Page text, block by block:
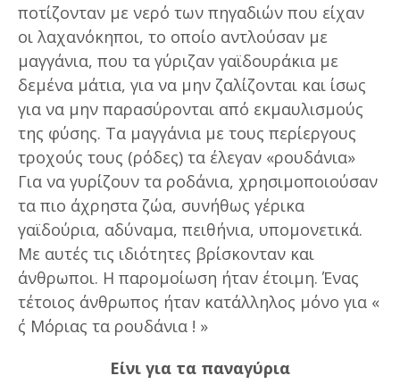
ποτίζονταν με νερό των πηγαδιών που είχαν
οι λαχανόκηποι, το οποίο αντλούσαν με
μαγγάνια, που τα γύριζαν γαϊδουράκια με
δεμένα μάτια, για να μην ζαλίζονται και ίσως
για να μην παρασύρονται από εκμαυλισμούς
της φύσης. Τα μαγγάνια με τους περίεργους
τροχούς τους (ρόδες) τα έλεγαν «ρουδάνια»
Για να γυρίζουν τα ροδάνια, χρησιμοποιούσαν
τα πιο άχρηστα ζώα, συνήθως γέρικα
γαϊδούρια, αδύναμα, πειθήνια, υπομονετικά.
Με αυτές τις ιδιότητες βρίσκονταν και
άνθρωποι. Η παρομοίωση ήταν έτοιμη. Ένας
τέτοιος άνθρωπος ήταν κατάλληλος μόνο για «
΄ς Μόριας τα ρουδάνια ! »
Είνι για τα παναγύρια